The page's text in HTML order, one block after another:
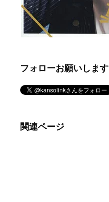
フォローお願いします
関連ページ